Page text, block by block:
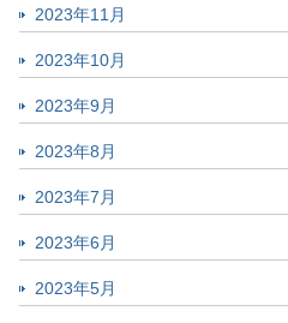
2023年11月
2023年10月
2023年9月
2023年8月
2023年7月
2023年6月
2023年5月